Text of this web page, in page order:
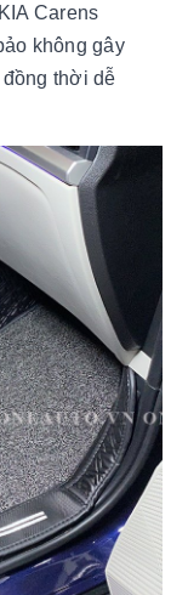
Carens
không gây
thời dễ